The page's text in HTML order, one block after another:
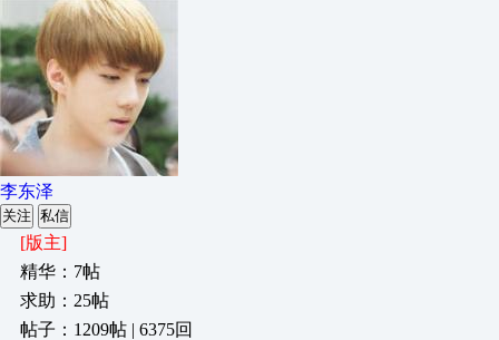
李东泽
关注 私信
[版主]
精华：7帖
求助：25帖
帖子：1209帖 | 6375回